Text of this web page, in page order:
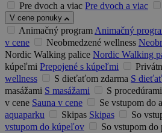
Pre dvoch a viac Pre dvoch a viac
V cene ponuky
Animačný programAnimačný
v cene
Neobmedzené wellness
Nordic Walking palice Nordic Walking
kúpeľmi Prepojené s kúpeľmi
wellness
S dieťaťom zdarma S
masážami S masážami S procedúrami
v cene Sauna v cene Se vstupom do
aquaparku
Skipas Skipas So
vstupom do kúpeľov
So vstupom do